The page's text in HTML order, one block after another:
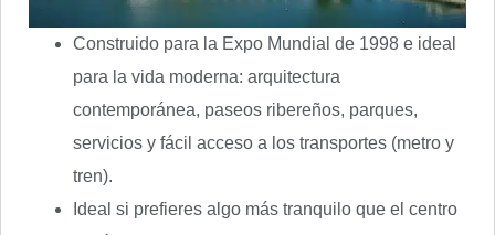
Construido para la Expo Mundial de 1998 e ideal
para la vida moderna: arquitectura
contemporánea, paseos ribereños, parques,
servicios y fácil acceso a los transportes (metro y
tren).
Ideal si prefieres algo más tranquilo que el centro